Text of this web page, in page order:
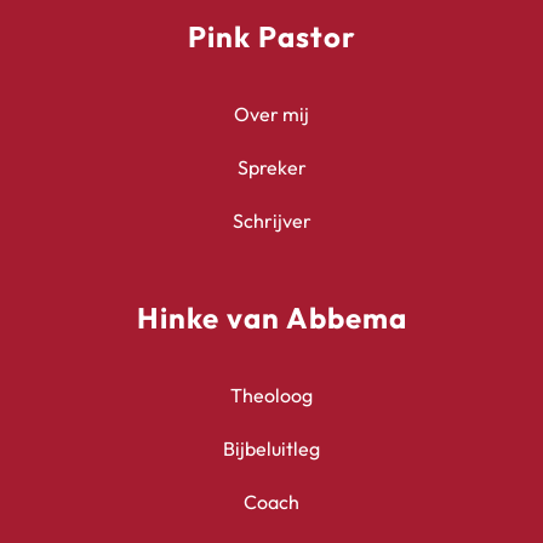
Pink Pastor
Over mij
Spreker
Schrijver
Hinke van Abbema
Theoloog
Bijbeluitleg
Coach